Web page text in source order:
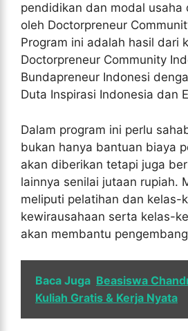
pendidikan dan modal usaha
oleh Doctorpreneur
Program ini adalah hasil dari
Doctorpreneur Community
Bundapreneur Indonesi
Duta Inspirasi Indonesia dan
Dalam program ini perlu
bukan hanya bantuan biaya
akan diberikan tetapi juga
lainnya senilai jutaan rupiah.
meliputi pelatihan dan kelas-
kewirausahaan serta kelas-
akan membantu
Baca Juga Beasiswa
Kuliah Gratis & Kerja Nyata